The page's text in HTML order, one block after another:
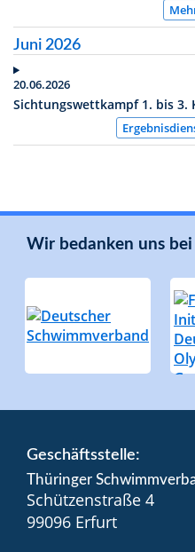
Juni 2026
20.06.2026
Sichtungswettkampf 1. bis 3.
Wir bedanken uns
Geschäftsstelle:
Thüringer
Schützenstraße 4
99096 Erfurt